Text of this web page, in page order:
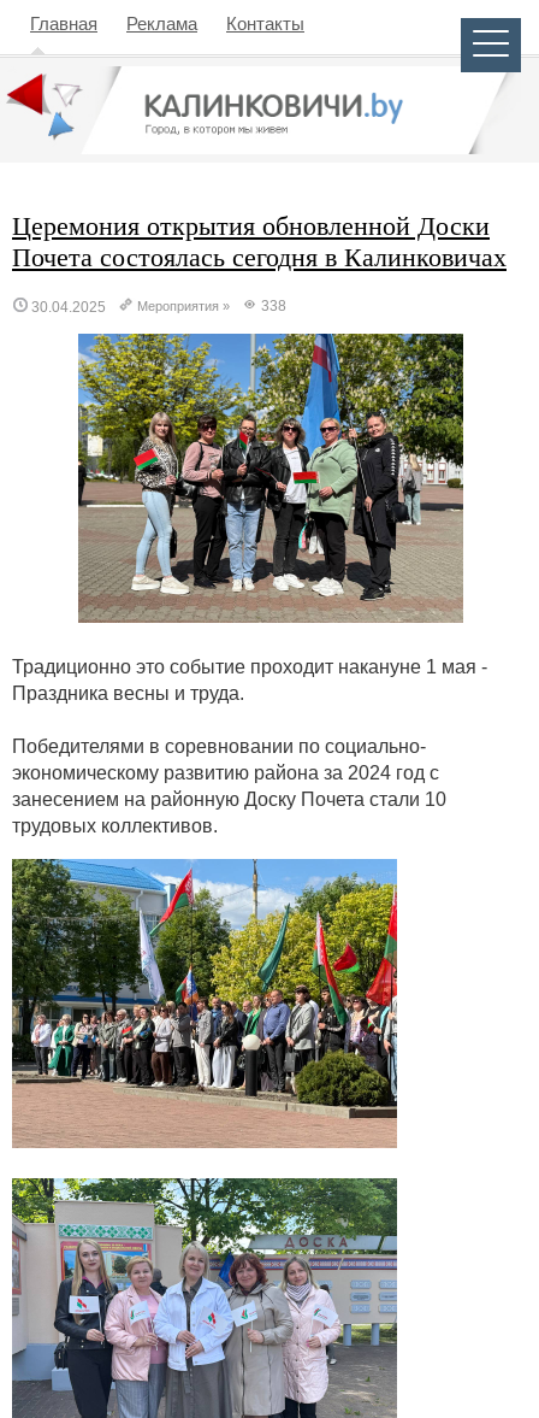
Главная Реклама Контакты
Церемония открытия обновленной Доски
Почета состоялась сегодня в Калинковичах
30.04.2025 Мероприятия » 338
Традиционно это событие проходит накануне 1 мая -
Праздника весны и труда.
Победителями в соревновании по социально-
экономическому развитию района за 2024 год с
занесением на районную Доску Почета стали 10
трудовых коллективов.